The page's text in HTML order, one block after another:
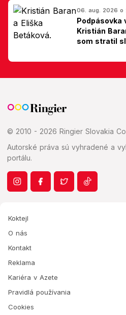
06. aug. 2026 o
Podpásovka
Kristián
som stratil
© 2010 - 2026 Ringier Slovakia
Autorské práva sú vyhradené a
portálu.
Koktejl
O nás
Kontakt
Reklama
Kariéra v Azete
Pravidlá používania
Cookies